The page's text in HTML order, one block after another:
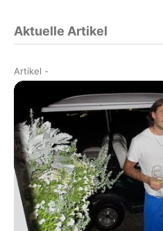
Aktuelle Artikel
Artikel -